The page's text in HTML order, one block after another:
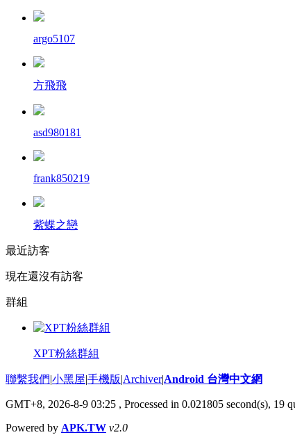
argo5107
方飛飛
asd980181
frank850219
紫蝶之戀
最近訪客
現在還沒有訪客
群組
XPT粉絲群組
聯繫我們|小黑屋|手機版|Archiver|Android 台灣中文網
GMT+8, 2026-8-9 03:25 , Processed in 0.021805 second(s), 19
Powered by APK.TW v2.0